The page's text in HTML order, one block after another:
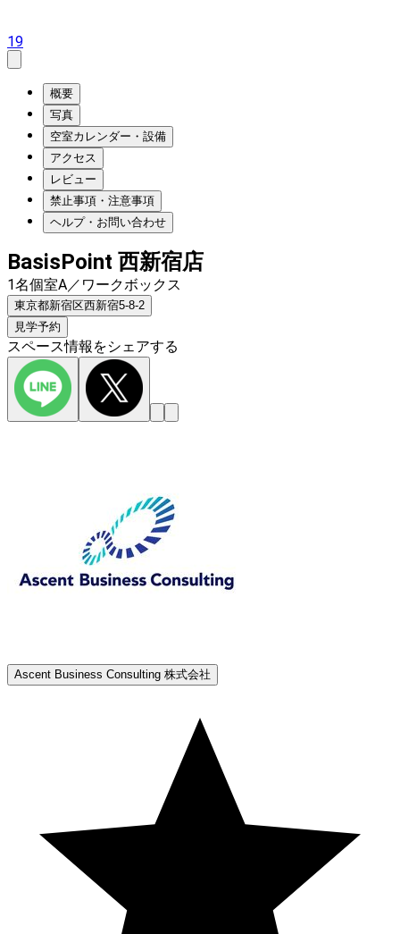
19
概要
写真
空室カレンダー・設備
アクセス
レビュー
禁止事項・注意事項
ヘルプ・お問い合わせ
BasisPoint 西新宿店
1名個室A／ワークボックス
東京都新宿区西新宿5-8-2
見学予約
スペース情報をシェアする
Ascent Business Consulting 株式会社